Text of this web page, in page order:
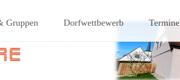
Steigerwaldes
Gruppen Dorfwettbewerb Termine